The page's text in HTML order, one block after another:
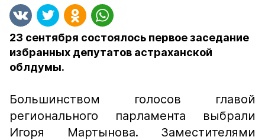
23 сентября состоялось первое заседание
избранных депутатов астраханской
облдумы.
Большинством голосов главой
регионального парламента выбрали
Игоря Мартынова. Заместителями